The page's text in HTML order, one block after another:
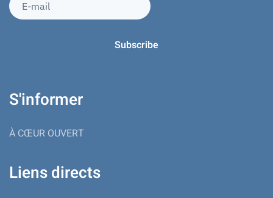
S'informer
À CŒUR OUVERT
Liens directs